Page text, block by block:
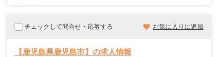
チェックして問合せ・応募する お気に入りに追加
【鹿児島県鹿児島市】の求人情報